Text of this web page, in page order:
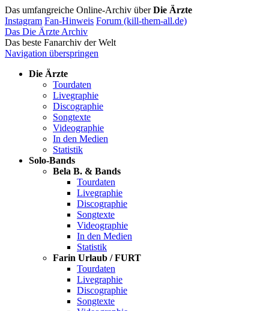
Das umfangreiche Online-Archiv überDie Ärzte
Instagram Fan-Hinweis Forum (kill-them-all.de)
Das Die Ärzte Archiv
Das beste Fanarchiv der Welt
Navigation überspringen
Die Ärzte
Tourdaten
Livegraphie
Discographie
Songtexte
Videographie
In den Medien
Statistik
Solo-Bands
Bela B. & Bands
Tourdaten
Livegraphie
Discographie
Songtexte
Videographie
In den Medien
Statistik
Farin Urlaub / FURT
Tourdaten
Livegraphie
Discographie
Songtexte